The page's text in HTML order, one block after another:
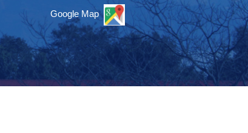
Google Map